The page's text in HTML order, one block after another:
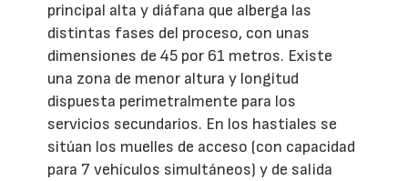
principal alta y diáfana que alberga las
distintas fases del proceso, con unas
dimensiones de 45 por 61 metros. Existe
una zona de menor altura y longitud
dispuesta perimetralmente para los
servicios secundarios. En los hastiales se
sitúan los muelles de acceso (con capacidad
para 7 vehículos simultáneos) y de salida